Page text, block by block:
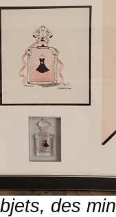
des